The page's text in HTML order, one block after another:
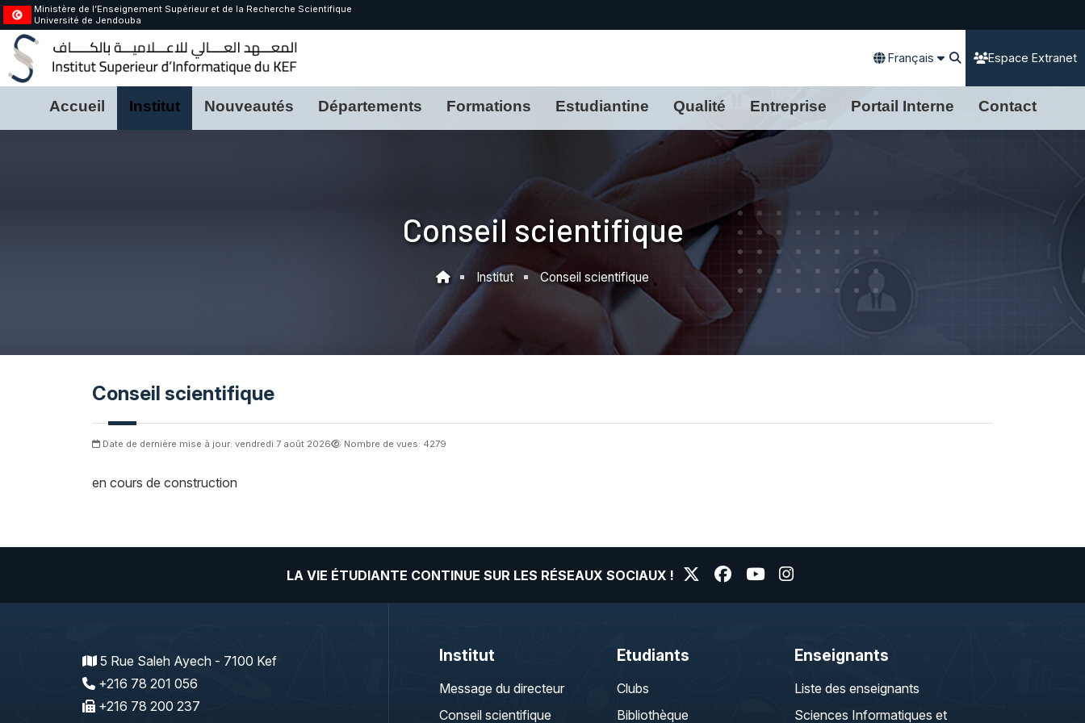
Ministère de l’Enseignement Supérieur et de la Recherche Scientifique
Université de Jendouba
Français Espace Extranet
Accueil Institut Nouveautés Départements Formations Estudiantine Qualité Entreprise Portail Interne Contact
Conseil scientifique
Institut Conseil scientifique
Conseil scientifique
Date de dernière mise à jour: vendredi 7 août 2026 Nombre de vues: 4279
en cours de construction
LA VIE ÉTUDIANTE CONTINUE SUR LES RÉSEAUX SOCIAUX !
5 Rue Saleh Ayech - 7100 Kef
+216 78 201 056
+216 78 200 237
Institut
Message du directeur
Conseil scientifique
Etudiants
Clubs
Bibliothèque
Enseignants
Liste des enseignants
Sciences Informatiques et